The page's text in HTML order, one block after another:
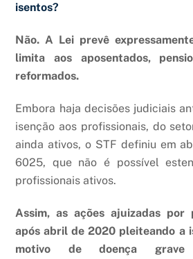
isentos?
Não. A Lei prevê
limita aos aposentados,
reformados.
Embora haja decisões judiciais
isenção aos profissionais, do
ainda ativos, o STF definiu em
6025, que não é possível
profissionais ativos.
Assim, as ações ajuizadas por
após abril de 2020 pleiteando a
motivo de doença grave